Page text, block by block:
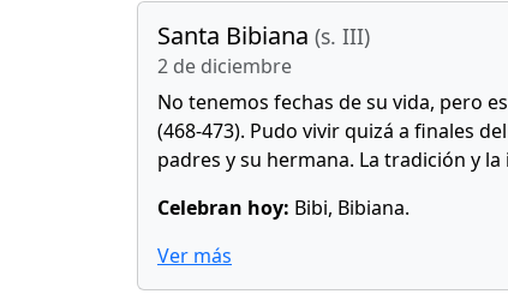
Santa Bibiana (s. III)
2 de diciembre
No tenemos fechas de su vida, pero
(468-473). Pudo vivir quizá a finales
padres y su hermana. La tradición y
Celebran hoy: Bibi, Bibiana.
Ver más